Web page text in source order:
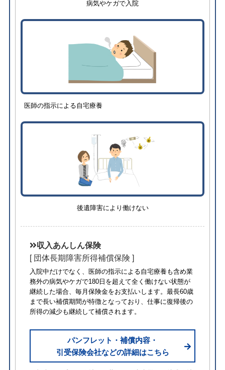
病気やケガで入院
医師の指示による自宅療養
後遺障害により働けない
収入あんしん保険
[ 団体長期障害所得補償保険 ]
入院中だけでなく、医師の指示による自宅療養も含め業
務外の病気やケガで180日を超えて全く働けない状態が
継続した場合、毎月保険金をお支払いします。最長60歳
まで長い補償期間が特徴となっており、仕事に復帰後の
所得の減少も継続して補償されます。
パンフレット・補償内容・
引受保険会社などの詳細はこちら